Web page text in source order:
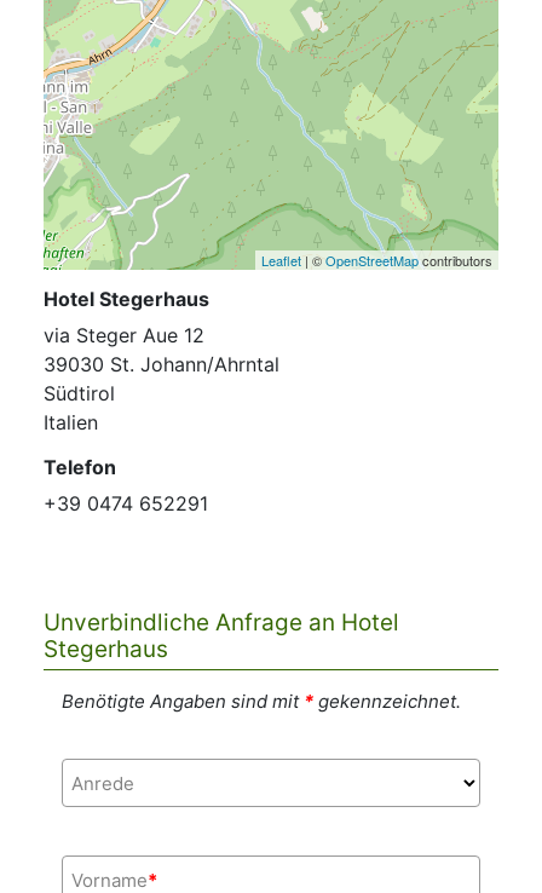
Leaflet | ©OpenStreetMapcontributors
Hotel Stegerhaus
via Steger Aue 12
39030 St. Johann/Ahrntal
Südtirol
Italien
Telefon
+39 0474 652291
Unverbindliche Anfrage an Hotel
Stegerhaus
Benötigte Angaben sind mit *gekennzeichnet.
Anrede
Vorname*